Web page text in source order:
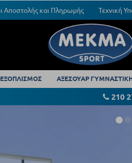
Αποστολής και Πληρωμής Τεχνική
ΑΞΕΣΟΥΑΡ
210